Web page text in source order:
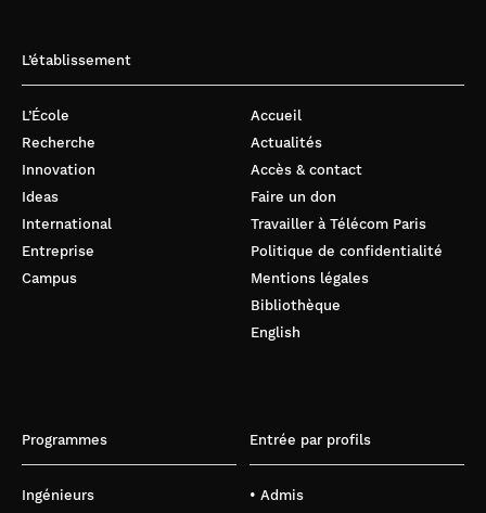
L’établissement
L’École
Recherche
Innovation
Ideas
International
Entreprise
Campus
Accueil
Actualités
Accès & contact
Faire un don
Travailler à Télécom Paris
Politique de confidentialité
Mentions légales
Bibliothèque
English
Programmes
Ingénieurs
Entrée par profils
• Admis